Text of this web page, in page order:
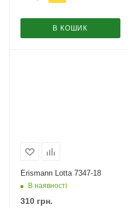
В КОШИК
Erismann Lotta 7347-18
В наявності
310 грн.